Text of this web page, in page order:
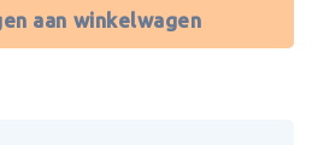
aan winkelwagen